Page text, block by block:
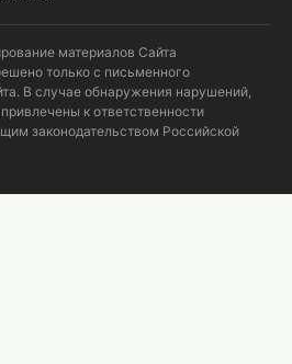
материалов Сайта
только с письменного
В случае обнаружения нарушений,
к ответственности
законодательством Российской